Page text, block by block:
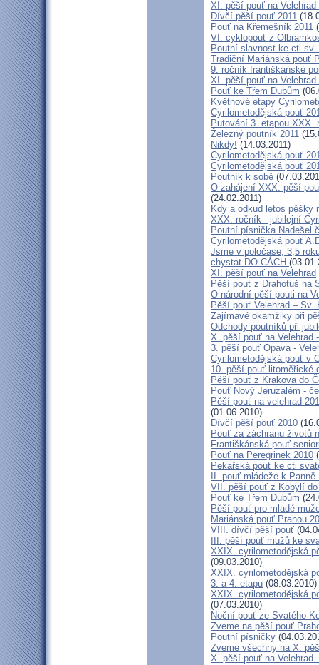
XI. pěší pouť na Velehrad
Dívčí pěší pouť 2011
Pouť na Křemešník 2011
VI. cyklopouť z
Poutní slavnost ke cti sv.
Tradiční Mariánská pouť
9. ročník františkánské
XI. pěší pouť na
Pouť ke Třem Dubům
Květnové etapy
Cyrilometodějská pouť
Putování 3. etapou XXX.
Železný poutník 2011
Nikdy! (14.03.2011)
Cyrilometodějská pouť
Cyrilometodějská pouť
Poutník k sobě
O zahájení XXX. pěší
(24.02.2011)
Kdy a odkud letos pěšky
XXX. ročník - jubilejní
Poutní písnička Nadešel
Cyrilometodějská pouť
Jsme v poločase, 3,5
chystat DO CÁCH
XI. pěší pouť na Velehrad
Pěší pouť z Drahotuš na
O národní pěší pouti na
Pěší pouť Velehrad – Sv.
Zajímavé okamžiky při
Odchody poutníků při
X. pěší pouť na Velehrad
3. pěší pouť Opava -
Cyrilometodějská pouť v
10. pěší pouť litoměřické
Pěší pouť z Krakova do
Pouť Nový Jeruzalém -
Pěší pouť na velehrad
(01.06.2010)
Dívčí pěší pouť 2010
Pouť za záchranu životů
Františkánská pouť
Pouť na Peregrinek 2010
Pekařská pouť ke cti
II. pouť mládeže k
VII. pěší pouť z Kobylí
Pouť ke Třem Dubům
Pěší pouť pro mladé
Mariánská pouť Prahou
VIII. dívčí pěší pouť
III. pěší pouť mužů ke
XXIX. cyrilometodějská
(09.03.2010)
XXIX. cyrilometodějská
3. a 4. etapu (08.03.2010)
XXIX. cyrilometodějská
(07.03.2010)
Noční pouť ze Svatého
Zveme na pěší pouť
Poutní písničky
Zveme všechny na X.
X. pěší pouť na Velehrad